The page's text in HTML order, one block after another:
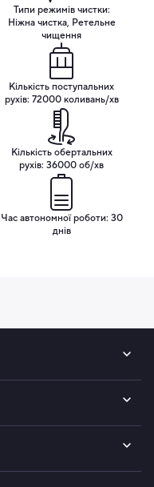
Типи режимів чистки:
Ніжна чистка, Ретельне
чищення
Кількість поступальних
рухів: 72000 коливань/хв
Кількість обертальних
рухів: 36000 об/хв
Час автономної роботи: 30
днів